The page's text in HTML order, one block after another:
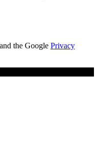
the Google Privacy